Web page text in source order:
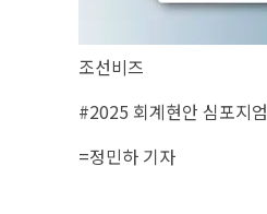
조선비즈
#2025 회계현안 심포지엄
=정민하 기자